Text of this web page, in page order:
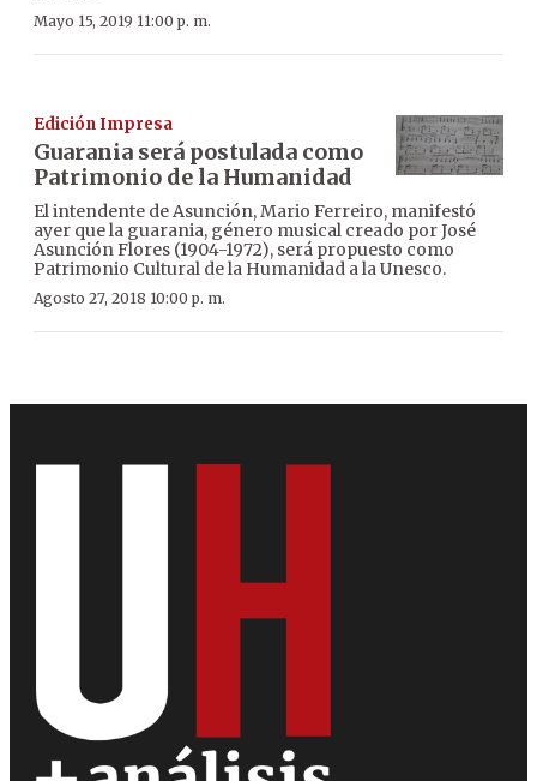
Mayo 15, 2019 11:00 p. m.
Edición Impresa
Guarania será postulada como
Patrimonio de la Humanidad
El intendente de Asunción, Mario Ferreiro, manifestó
ayer que la guarania, género musical creado por José
Asunción Flores (1904-1972), será propuesto como
Patrimonio Cultural de la Humanidad a la Unesco.
Agosto 27, 2018 10:00 p. m.